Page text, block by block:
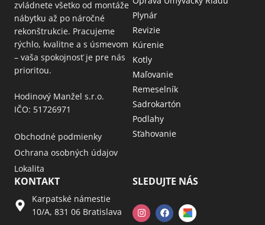
zvládnete všetko od montáže
nábytku až po náročné
rekonštrukcie. Pracujeme
rýchlo, kvalitne a s úsmevom
– vaša spokojnosť je pre nás
prioritou.
Hodinový Manžel s.r.o.
IČO: 51726971
Obchodné podmienky
Ochrana osobných údajov
Lokalita
Plynár
Revizie
Kúrenie
Kotly
Maľovanie
Remeselník
Sadrokartón
Podlahy
Sťahovanie
KONTAKT
Karpatské námestie
10/A, 831 06 Bratislava
SLEDUJTE NÁS